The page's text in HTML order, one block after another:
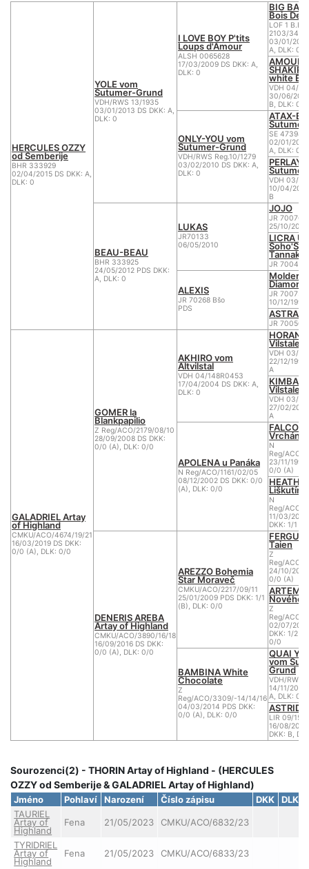
HERCULES OZZY
od Semberije
BHR 333929
02/04/2015 DS DKK: A,
DLK: 0
YOLE vom
Sutumer-Grund
VDH/RWS 13/1935
03/01/2013 DS DKK: A,
DLK: 0
I LOVE BOY P'tits
Loups d'Amour
ALSH 0065628
17/03/2009 DS DKK: A,
DLK: 0
BIG BAD
Bois
LOF 1
2103/343
03/01/
A, DLK: 0
AMOUR
white
VDH 04/
30/06/
B, DLK: 0
ONLY-YOU vom
Sutumer-Grund
VDH/RWS Reg.10/1279
03/02/2010 DS DKK: A,
DLK: 0
ATAX-
SE 47398/
02/01/
A, DLK: 0
VDH 03/
10/04/
B
BEAU-BEAU
BHR 333925
24/05/2012 PDS DKK:
A, DLK: 0
LUKAS
JR70133
06/05/2010
JOJO
JR 70076
25/10/
LICRA
Soho'S
JR 70046
ALEXIS
JR 70268 Bšo
PDS
Molder
Diamond
JR 70075
10/12/1998
ASTRA
JR 70050
GALADRIEL Artay
of Highland
CMKU/ACO/4674/19/21
16/03/2019 DS DKK:
0/0 (A), DLK: 0/0
GOMER la
Blankpapilio
Z Reg/ACO/2179/08/10
28/09/2008 DS DKK:
0/0 (A), DLK: 0/0
AKHIRO vom
Altvilstal
VDH 04/148R0453
17/04/2004 DS DKK: A,
DLK: 0
Vilstaler-
VDH 03/
22/12/1999
A
KIMBA
Vilstaler-
VDH 03/
27/02/
A
APOLENA u Panáka
N Reg/ACO/1161/02/05
08/12/2002 DS DKK: 0/0
(A), DLK: 0/0
FALCO z
N
Reg/ACO/
23/11/1997
0/0 (A)
HEATHY
N
Reg/ACO/
11/03/
DKK: 1/1 (B)
DENERIS AREBA
Artay of Highland
CMKU/ACO/3890/16/18
16/09/2016 DS DKK:
0/0 (A), DLK: 0/0
AREZZO Bohemia
Star Moraveč
CMKU/ACO/2217/09/11
25/01/2009 PDS DKK: 1/1
(B), DLK: 0/0
Taien
Z
Reg/ACO/
24/10/
0/0 (A)
Nového
Z
Reg/ACO/
02/07/
DKK: 1/2
0/0
BAMBINA White
Chocolate
Z
Reg/ACO/3309/-14/14/16
04/03/2014 PDS DKK:
0/0 (A), DLK: 0/0
QUAI
vom
Grund
VDH/
14/11/2010
A, DLK: 0
ASTRID
LIR 09/
16/08/
DKK: B,
Sourozenci(2) - THORIN Artay of Highland - (HERCULES
OZZY od Semberije & GALADRIEL Artay of Highland)
Jméno Pohlaví Narození Číslo zápisu DKK DLK
TAURIEL
Artay of
Highland
Fena 21/05/2023 CMKU/ACO/6832/23
TYRIDRIEL
Artay of
Highland
Fena 21/05/2023 CMKU/ACO/6833/23